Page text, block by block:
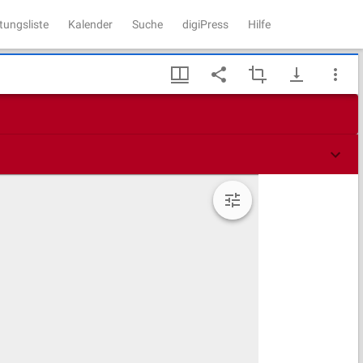
Kalender Suche digiPress Hilfe